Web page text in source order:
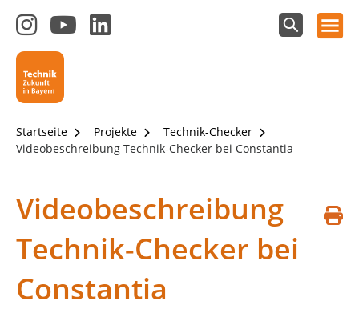
Technik - Zukunft in Bayern
Zum
Instagram-
Kanal
von
Technik-
in
Bayern
Zum
YouTube-LinkedIn-
Suchfeld
Hauptnavigation öffnen
Startseite Projekte
Technik-Checker
Videobeschreibung Technik-Checker bei Constantia
Videobeschreibung
Technik-Checker bei
Constantia